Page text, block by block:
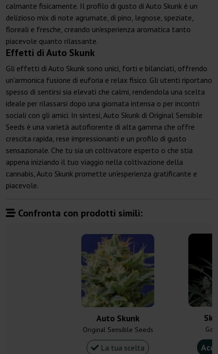
calmante fisicamente. Il profilo di gusto di Auto Skunk è un
delizioso mix di note agrumate, di pino, legnose, speziate,
floreali e fresche, creando un'esperienza aromatica tanto
piacevole quanto rilassante.
Effetti di Auto Skunk
Gli effetti di Auto Skunk sono unici, forti e bilanciati, offrendo
un'armonica fusione di euforia e relax fisico. Gli utenti riportano
spesso di sentirsi sia elevati che calmi, rendendola una scelta
ideale per rilassarsi dopo una giornata intensa o per incontri
sociali con gli amici. In sintesi, Auto Skunk di Original Sensible
Seeds è una varietà autofiorente di alta gamma che offre
crescita rapida, rese impressionanti e un profilo di gusto
sensazionale. Che tu sia un coltivatore esperto o che stia
appena iniziando il tuo viaggio nella coltivazione della
cannabis, Auto Skunk promette un'esperienza gratificante e
piacevole.
Confronta con prodotti simili:
Auto Skunk
Original Sensible Seeds
La tua scelta